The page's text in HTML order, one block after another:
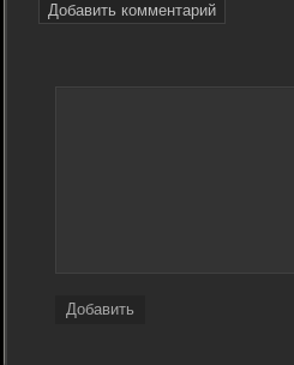
Добавить комментарий
Добавить